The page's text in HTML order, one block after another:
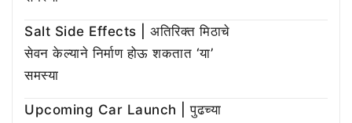
Salt Side Effects | अतिरिक्त मिठाचे
सेवन केल्याने निर्माण होऊ शकतात ‘या’
समस्या
Upcoming Car Launch | पुढच्या